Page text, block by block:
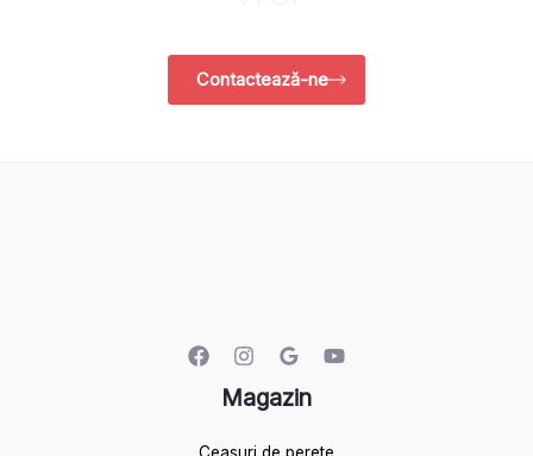
Contactează-ne
Magazin
Ceasuri de perete